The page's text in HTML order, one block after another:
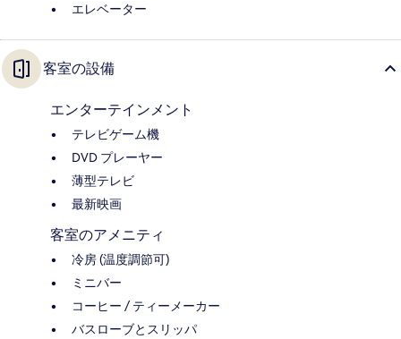
エレベーター
客室の設備
エンターテインメント
テレビゲーム機
DVD プレーヤー
薄型テレビ
最新映画
客室のアメニティ
冷房 (温度調節可)
ミニバー
コーヒー / ティーメーカー
バスローブとスリッパ